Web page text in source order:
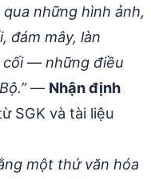
những hình ảnh,
đám mây, làn
cối — những điều
— Nhận định
SGK và tài liệu
một thứ văn hóa